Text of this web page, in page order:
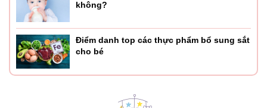
không?
Điểm danh top các thực phẩm bổ sung sắt
cho bé